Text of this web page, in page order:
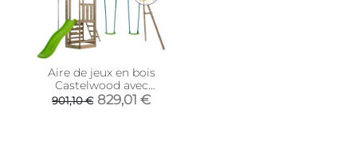
Aire de jeux en bois
Castelwood avec
cuisine extérieure
901,10 € 829,01 €